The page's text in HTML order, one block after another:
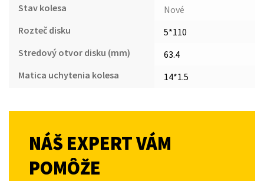
Stav kolesa
Nové
Rozteč disku
5*110
Stredový otvor disku (mm)
63.4
Matica uchytenia kolesa
14*1.5
NÁŠ EXPERT VÁM
POMÔŽE